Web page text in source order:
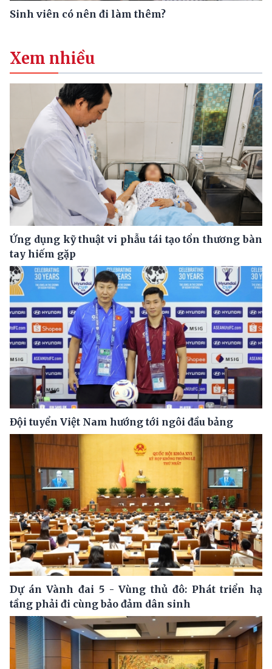
Sinh viên có nên đi làm thêm?
Xem nhiều
Ứng dụng kỹ thuật vi phẫu tái tạo tổn thương bàn
tay hiếm gặp
Đội tuyển Việt Nam hướng tới ngôi đầu bảng
Dự án Vành đai 5 - Vùng thủ đô: Phát triển hạ
tầng phải đi cùng bảo đảm dân sinh